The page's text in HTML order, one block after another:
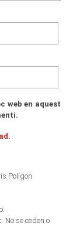
web en aquest
.
Polígon
No se ceden o